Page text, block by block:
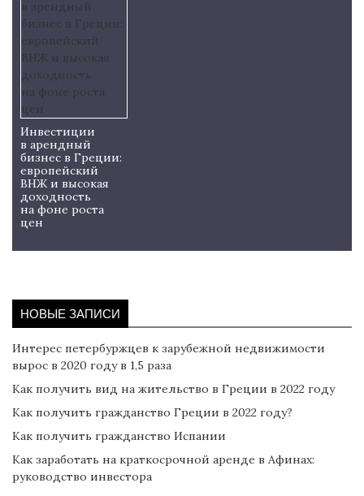
Инвестиции
в арендный
бизнес в Греции:
европейский
ВНЖ и высокая
доходность
на фоне роста
цен
НОВЫЕ ЗАПИСИ
Интерес петербуржцев к зарубежной недвижимости
вырос в 2020 году в 1,5 раза
Как получить вид на жительство в Греции в 2022 году
Как получить гражданство Греции в 2022 году?
Как получить гражданство Испании
Как заработать на краткосрочной аренде в Афинах:
руководство инвестора